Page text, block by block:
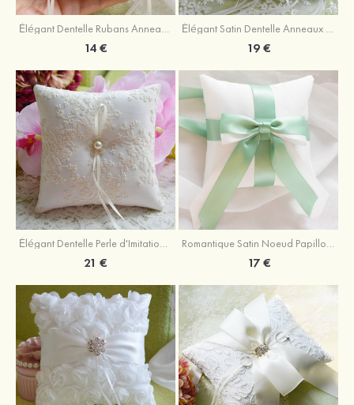
Élégant Dentelle Rubans Anneaux Oreiller
14 €
Élégant Satin Dentelle Anneaux Oreiller
19 €
Élégant Dentelle Perle d'Imitation Rubans Anneaux Oreiller
21 €
Romantique Satin Noeud Papillon Rubans Anneaux Oreiller
17 €